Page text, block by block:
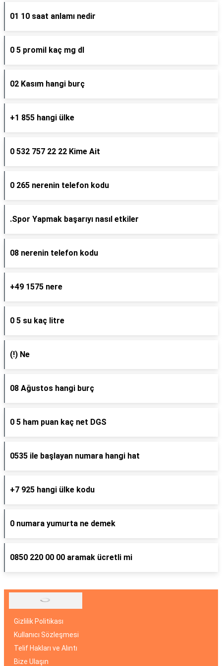
01 10 saat anlamı nedir
0 5 promil kaç mg dl
02 Kasım hangi burç
+1 855 hangi ülke
0 532 757 22 22 Kime Ait
0 265 nerenin telefon kodu
.Spor Yapmak başarıyı nasıl etkiler
08 nerenin telefon kodu
+49 1575 nere
0 5 su kaç litre
(!) Ne
08 Ağustos hangi burç
0 5 ham puan kaç net DGS
0535 ile başlayan numara hangi hat
+7 925 hangi ülke kodu
0 numara yumurta ne demek
0850 220 00 00 aramak ücretli mi
Gizlilik Politikası
Kullanıcı Sözleşmesi
Telif Hakları ve Alıntı
Bize Ulaşın